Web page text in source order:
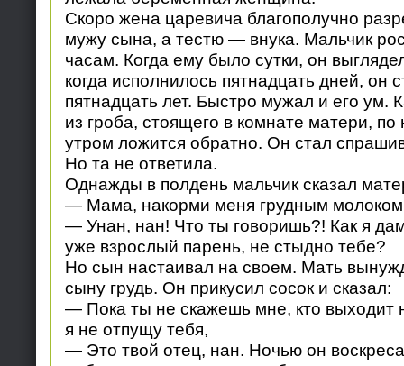
Скоро жена царевича благополучно
мужу сына, а тестю — внука. Мальчик
часам. Когда ему было сутки, он
когда исполнилось пятнадцать дней, он
пятнадцать лет. Быстро мужал и его ум.
из гроба, стоящего в комнате матери, по
утром ложится обратно. Он стал
Но та не ответила.
Однажды в полдень мальчик сказал
— Мама, накорми меня грудным
— Унан, нан! Что ты говоришь?! Как я
уже взрослый парень, не стыдно тебе?
Но сын настаивал на своем. Мать
сыну грудь. Он прикусил сосок и сказал:
— Пока ты не скажешь мне, кто выходит
я не отпущу тебя,
— Это твой отец, нан. Ночью он